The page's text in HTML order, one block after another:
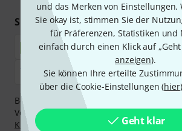
und das Merken von Einstellungen.
Sie okay ist, stimmen Sie der
für Präferenzen, Statistiken und
einfach durch einen Klick auf „Geht
anzeigen).
Sie können Ihre erteilte
über die Cookie-Einstellungen (hier
Geht klar
Sicher einkaufen & bezahlen
Bezahlen Sie vertraulich und sicher per
Vorkasse, PayPal, Amazon Pay,Klarna
Klarna Ratenzahlung
oder Kreditkarte.